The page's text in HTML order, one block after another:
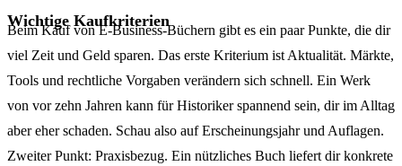
Wichtige Kaufkriterien
Beim Kauf von E-Business-Büchern gibt es ein paar Punkte, die dir
viel Zeit und Geld sparen. Das erste Kriterium ist Aktualität. Märkte,
Tools und rechtliche Vorgaben verändern sich schnell. Ein Werk
von vor zehn Jahren kann für Historiker spannend sein, dir im Alltag
aber eher schaden. Schau also auf Erscheinungsjahr und Auflagen.
Zweiter Punkt: Praxisbezug. Ein nützliches Buch liefert dir konkrete